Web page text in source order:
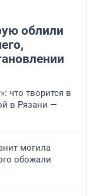
облили
что творится в
в Рязани —
могила
обожали